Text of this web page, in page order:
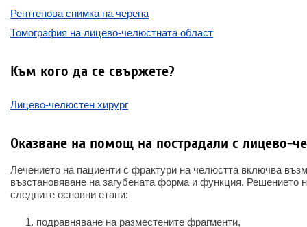
Рентгенова снимка на черепа
Томография на лицево-челюстната област
Към кого да се свържете?
Лицево-челюстен хирург
Оказване на помощ на пострадали с лицево-
Лечението на пациенти с фрактури на челюстта включва
възстановяване на загубената форма и функция. Решението
следните основни етапи:
подравняване на разместените фрагменти,